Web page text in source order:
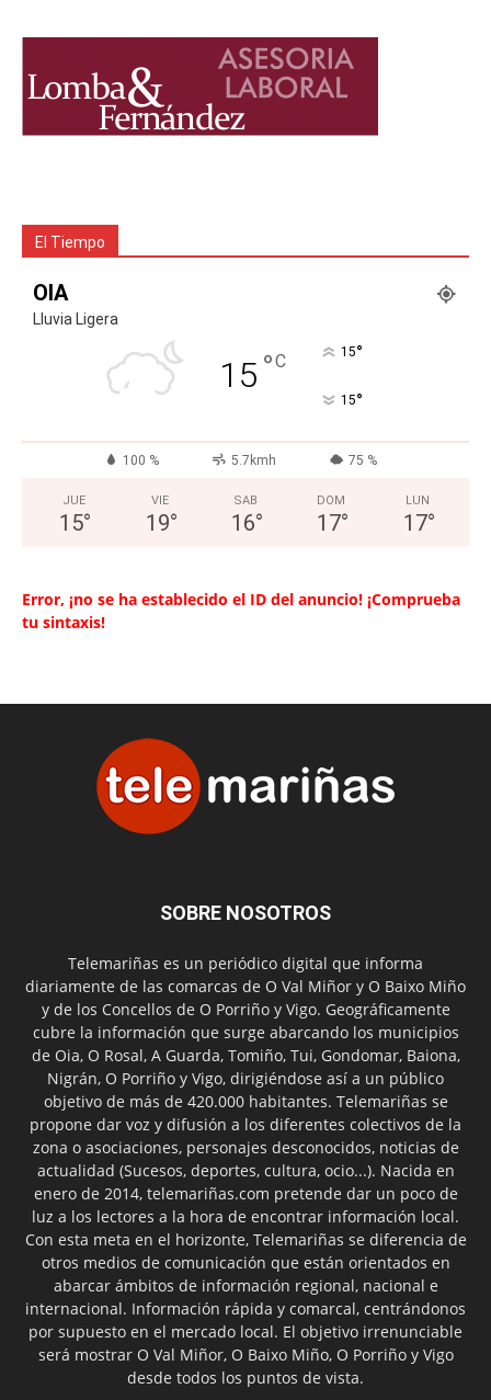
El Tiempo
OIA
Lluvia Ligera
15 °C 15°
15°
100 % 5.7kmh 75 %
JUE
15°
VIE
19°
SAB
16°
DOM
17°
LUN
17°
Error, ¡no se ha establecido el ID del anuncio! ¡Comprueba
tu sintaxis!
SOBRE NOSOTROS
Telemariñas es un periódico digital que informa
diariamente de las comarcas de O Val Miñor y O Baixo Miño
y de los Concellos de O Porriño y Vigo. Geográficamente
cubre la información que surge abarcando los municipios
de Oia, O Rosal, A Guarda, Tomiño, Tui, Gondomar, Baiona,
Nigrán, O Porriño y Vigo, dirigiéndose así a un público
objetivo de más de 420.000 habitantes. Telemariñas se
propone dar voz y difusión a los diferentes colectivos de la
zona o asociaciones, personajes desconocidos, noticias de
actualidad (Sucesos, deportes, cultura, ocio...). Nacida en
enero de 2014, telemariñas.com pretende dar un poco de
luz a los lectores a la hora de encontrar información local.
Con esta meta en el horizonte, Telemariñas se diferencia de
otros medios de comunicación que están orientados en
abarcar ámbitos de información regional, nacional e
internacional. Información rápida y comarcal, centrándonos
por supuesto en el mercado local. El objetivo irrenunciable
será mostrar O Val Miñor, O Baixo Miño, O Porriño y Vigo
desde todos los puntos de vista.